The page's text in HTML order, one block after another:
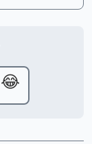
😂